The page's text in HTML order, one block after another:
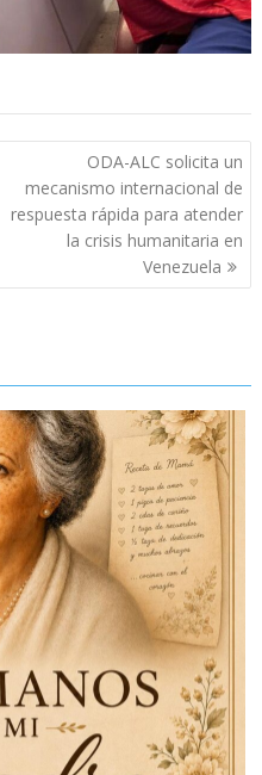
ODA-ALC solicita un
mecanismo internacional de
respuesta rápida para atender
la crisis humanitaria en
Venezuela